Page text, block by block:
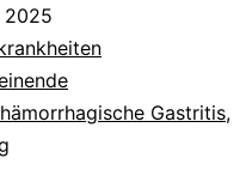
2025
hämorrhagische Gastritis,